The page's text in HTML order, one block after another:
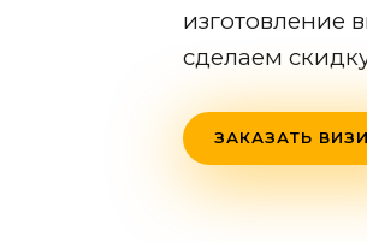
изготовление
сделаем
ЗАКАЗАТЬ